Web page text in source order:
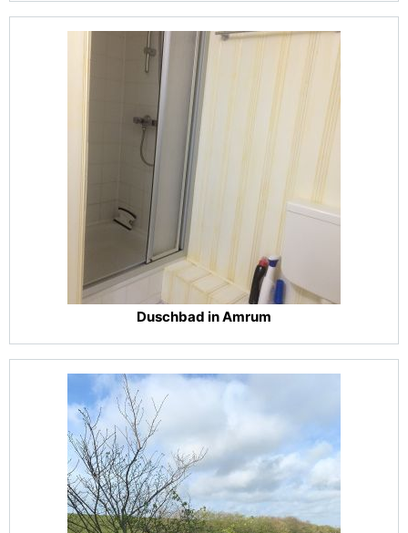
Duschbad in Amrum